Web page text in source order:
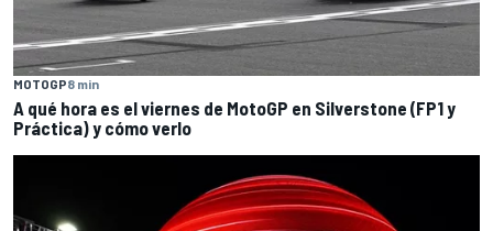
MOTOGP8 min
A qué hora es el viernes de MotoGP en Silverstone (FP1 y
Práctica) y cómo verlo